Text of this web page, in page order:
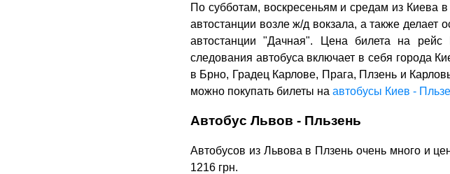
По субботам, воскресеньям и средам из Киева
автостанции возле ж/д вокзала, а также делает
автостанции "Дачная". Цена билета на
следования автобуса включает в себя города
в Брно, Градец Карлове, Прага, Плзень и
можно покупать билеты на автобусы Киев -
Автобус Львов - Пльзень
Автобусов из Львова в Плзень очень много и
1216 грн.